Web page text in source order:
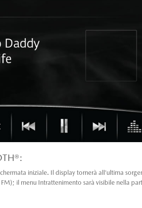
iniziale. Il display tornerà all’ultima
il menu Intrattenimento sarà visibile nella